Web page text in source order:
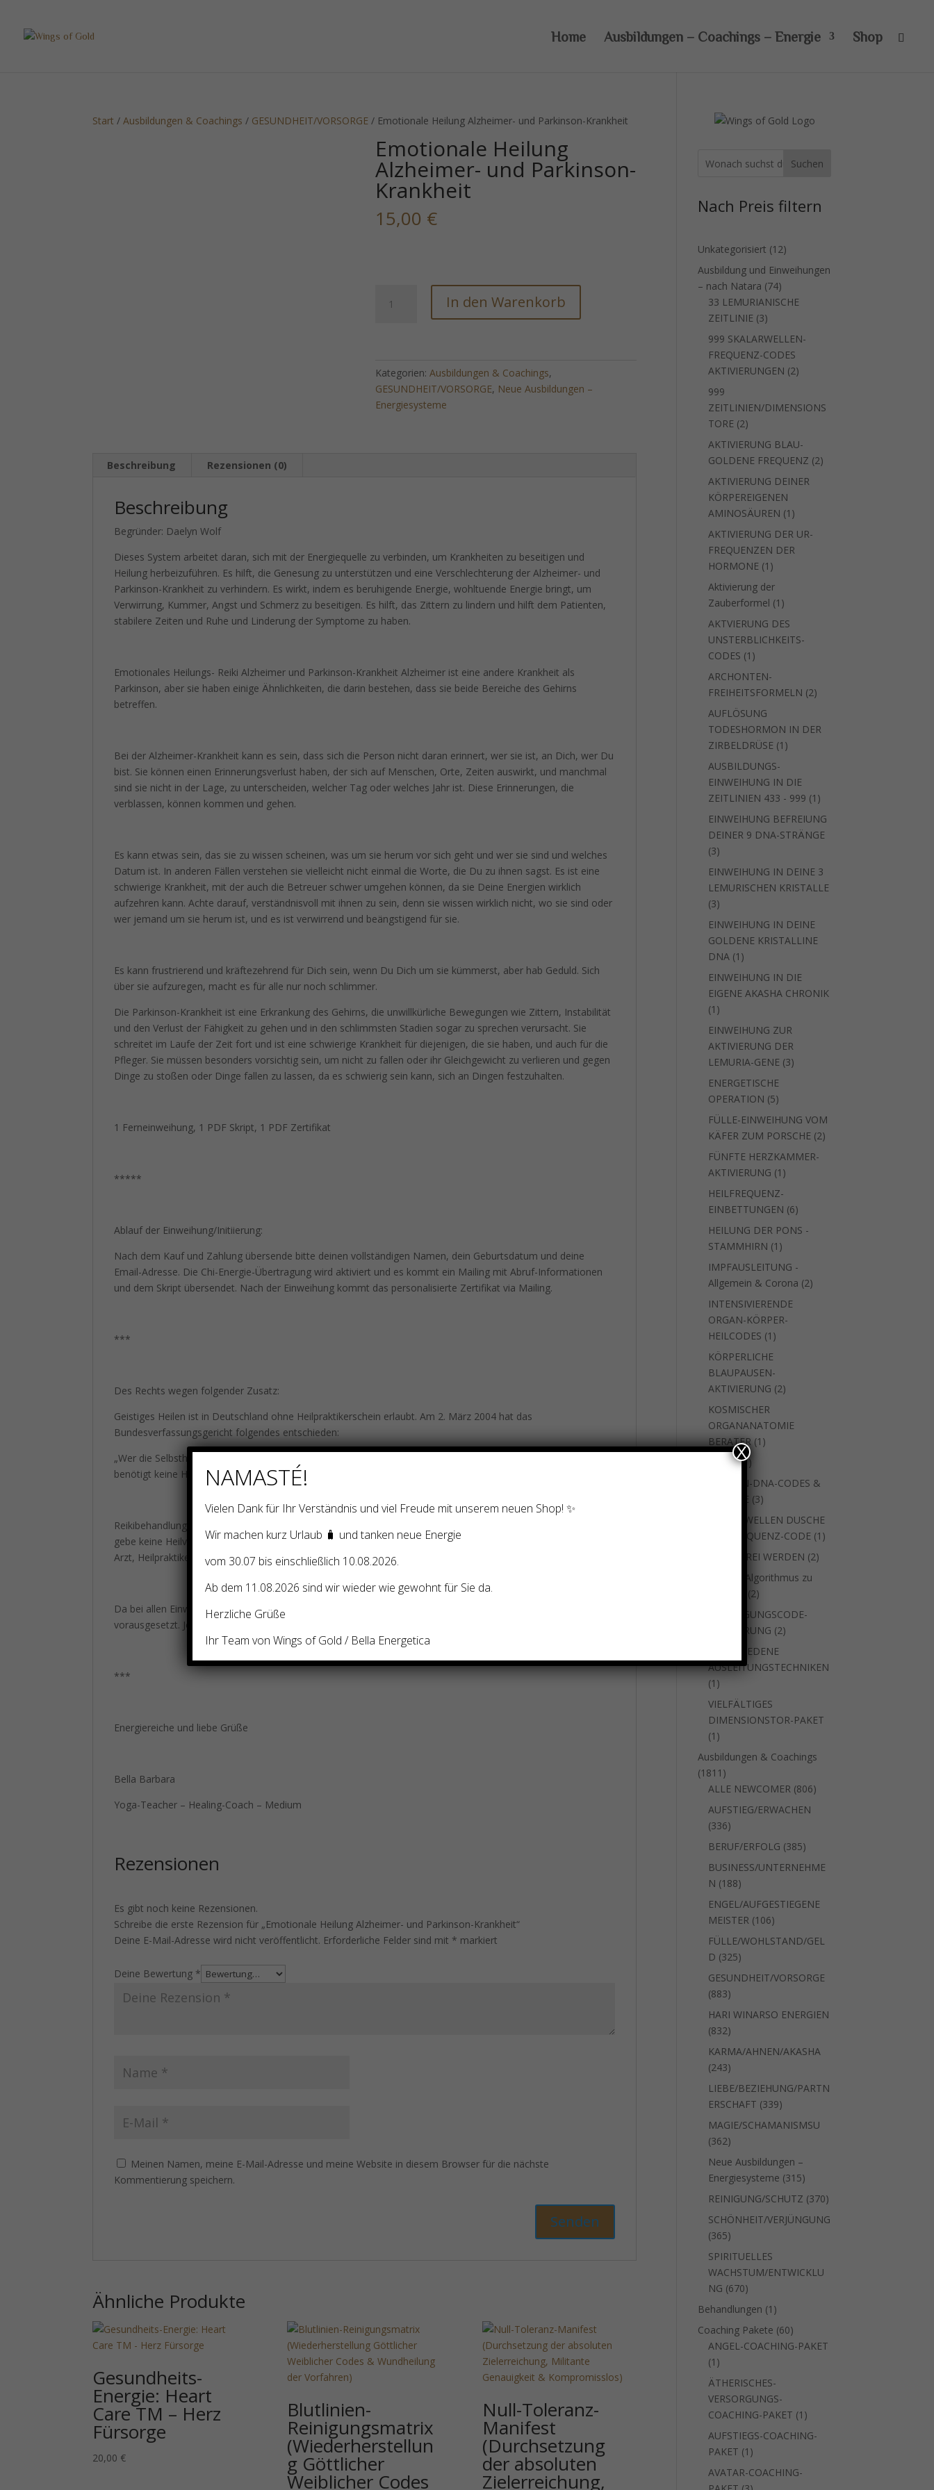
Home Ausbildungen – Coachings – Energie Shop
Start / Ausbildungen & Coachings / GESUNDHEIT/VORSORGE/ Emotionale Heilung Alzheimer- und Parkinson-Krankheit
Emotionale Heilung
Alzheimer- und Parkinson-
Krankheit
15,00 €
Heilung
Krankheit
Menge
In den Warenkorb
Kategorien: Ausbildungen & Coachings,
GESUNDHEIT/VORSORGE, Neue Ausbildungen –
Energiesysteme
Beschreibung Rezensionen (0)
Beschreibung
Begründer: Daelyn Wolf
Dieses System arbeitet daran, sich mit der Energiequelle zu verbinden, um Krankheiten zu beseitigen und
Heilung herbeizuführen. Es hilft, die Genesung zu unterstützen und eine Verschlechterung der Alzheimer- und
Parkinson-Krankheit zu verhindern. Es wirkt, indem es beruhigende Energie, wohltuende Energie bringt, um
Verwirrung, Kummer, Angst und Schmerz zu beseitigen. Es hilft, das Zittern zu lindern und hilft dem Patienten,
stabilere Zeiten und Ruhe und Linderung der Symptome zu haben.
Emotionales Heilungs- Reiki Alzheimer und Parkinson-Krankheit Alzheimer ist eine andere Krankheit als
Parkinson, aber sie haben einige Ähnlichkeiten, die darin bestehen, dass sie beide Bereiche des Gehirns
betreffen.
Bei der Alzheimer-Krankheit kann es sein, dass sich die Person nicht daran erinnert, wer sie ist, an Dich, wer Du
bist. Sie können einen Erinnerungsverlust haben, der sich auf Menschen, Orte, Zeiten auswirkt, und manchmal
sind sie nicht in der Lage, zu unterscheiden, welcher Tag oder welches Jahr ist. Diese Erinnerungen, die
verblassen, können kommen und gehen.
Es kann etwas sein, das sie zu wissen scheinen, was um sie herum vor sich geht und wer sie sind und welches
Datum ist. In anderen Fällen verstehen sie vielleicht nicht einmal die Worte, die Du zu ihnen sagst. Es ist eine
schwierige Krankheit, mit der auch die Betreuer schwer umgehen können, da sie Deine Energien wirklich
aufzehren kann. Achte darauf, verständnisvoll mit ihnen zu sein, denn sie wissen wirklich nicht, wo sie sind oder
wer jemand um sie herum ist, und es ist verwirrend und beängstigend für sie.
Es kann frustrierend und kräftezehrend für Dich sein, wenn Du Dich um sie kümmerst, aber hab Geduld. Sich
über sie aufzuregen, macht es für alle nur noch schlimmer.
Die Parkinson-Krankheit ist eine Erkrankung des Gehirns, die unwillkürliche Bewegungen wie Zittern, Instabilität
und den Verlust der Fähigkeit zu gehen und in den schlimmsten Stadien sogar zu sprechen verursacht. Sie
schreitet im Laufe der Zeit fort und ist eine schwierige Krankheit für diejenigen, die sie haben, und auch für die
Pfleger. Sie müssen besonders vorsichtig sein, um nicht zu fallen oder ihr Gleichgewicht zu verlieren und gegen
Dinge zu stoßen oder Dinge fallen zu lassen, da es schwierig sein kann, sich an Dingen festzuhalten.
1 Ferneinweihung, 1 PDF Skript, 1 PDF Zertifikat
*****
Ablauf der Einweihung/Initiierung:
Nach dem Kauf und Zahlung übersende bitte deinen vollständigen Namen, dein Geburtsdatum und deine
Email-Adresse. Die Chi-Energie-Übertragung wird aktiviert und es kommt ein Mailing mit Abruf-Informationen
und dem Skript übersendet. Nach der Einweihung kommt das personalisierte Zertifikat via Mailing.
***
Des Rechts wegen folgender Zusatz:
Geistiges Heilen ist in Deutschland ohne Heilpraktikerschein erlaubt. Am 2. März 2004 hat das
Bundesverfassungsgericht folgendes entschieden:
„Wer die Selbstheilungskräfte des Patienten durch Handauflegen aktiviert und dabei keine Diagnosen stellt,
benötigt keine Heilpraktikererlaubnis.“(AZ 1BVR 784/03)
Reikibehandlungen bzw.Einweihungen sind keine Therapie und werden außerhalb der Heilkunde angeboten. Ich
gebe keine Heilversprechen und stelle keine Diagnosen, deshalb kann eine Behandlung bzw. Einweihung keinen
Arzt, Heilpraktiker oder Medikamente ersetzen.
Da bei allen Einweihungen starke Energien fließen können, wird eine physische und psychische Belastbarkeit
vorausgesetzt. Jeder ist für die Energien die er bekommt, selbst verantwortlich.
***
Energiereiche und liebe Grüße
Bella Barbara
Yoga-Teacher – Healing-Coach – Medium
Rezensionen
Es gibt noch keine Rezensionen.
Schreibe die erste Rezension für „Emotionale Heilung Alzheimer- und Parkinson-Krankheit“
Deine E-Mail-Adresse wird nicht veröffentlicht. Erforderliche Felder sind mit * markiert
Deine Bewertung *
Meinen Namen, meine E-Mail-Adresse und meine Website in diesem Browser für die nächste
Kommentierung speichern.
Ähnliche Produkte
Gesundheits-
Energie: Heart
Care TM – Herz
Fürsorge
20,00 €
Blutlinien-
Reinigungsmatrix
(Wiederherstellun
g Göttlicher
Weiblicher Codes
Null-Toleranz-
Manifest
(Durchsetzung
der absoluten
Zielerreichung,
Suchen
Nach Preis filtern
Unkategorisiert 1212
Produkte
Ausbildung und Einweihungen
– nach Natara 7474
Produkte
33 LEMURIANISCHE
ZEITLINIE 33
Produkte
999 SKALARWELLEN-
FREQUENZ-CODES
AKTIVIERUNGEN 22
999
ZEITLINIEN/DIMENSIONS
TORE 22
Produkte
AKTIVIERUNG BLAU-
GOLDENE FREQUENZ 22
AKTIVIERUNG DEINER
KÖRPEREIGENEN
AMINOSÄUREN 1 1
Produkt
AKTIVIERUNG DER UR-
FREQUENZEN DER
HORMONE 1 1
Aktivierung der
Zauberformel 1 1
Produkt
AKTVIERUNG DES
UNSTERBLICHKEITS-
CODES 1 1
Produkt
ARCHONTEN-
FREIHEITSFORMELN 22
AUFLÖSUNG
TODESHORMON IN DER
ZIRBELDRÜSE 1 1
AUSBILDUNGS-
EINWEIHUNG IN DIE
ZEITLINIEN 433 - 999 1 1
Produkt
EINWEIHUNG BEFREIUNG
DEINER 9 DNA-STRÄNGE
33
Produkte
EINWEIHUNG IN DEINE 3
LEMURISCHEN KRISTALLE
33
Produkte
EINWEIHUNG IN DEINE
GOLDENE KRISTALLINE
DNA 1 1
Produkt
EINWEIHUNG IN DIE
EIGENE AKASHA CHRONIK
1 1
Produkt
EINWEIHUNG ZUR
AKTIVIERUNG DER
LEMURIA-GENE 33
ENERGETISCHE
OPERATION 55
Produkte
FÜLLE-EINWEIHUNG VOM
KÄFER ZUM PORSCHE 22
FÜNFTE HERZKAMMER-
AKTIVIERUNG 1 1
HEILFREQUENZ-
EINBETTUNGEN 66
Produkte
HEILUNG DER PONS -
STAMMHIRN 1 1
Produkt
IMPFAUSLEITUNG -
Allgemein & Corona 22
INTENSIVIERENDE
ORGAN-KÖRPER-
HEILCODES 1 1
Produkt
KÖRPERLICHE
BLAUPAUSEN-
AKTIVIERUNG 22
KOSMISCHER
ORGANANATOMIE
BERATER 1 1
natara 11
Produkt
SEEELEN-DNA-CODES &
WEITERE 33
Produkte
SKALARWELLEN DUSCHE
MIT FREQUENZ-CODE 1 1
SUCHTFREI WERDEN 22
um den Algorithmus zu
22
Produkte
VERJÜNGUNGSCODE-
AKTIVIERUNG 22
VERSCHIEDENE
AUSLEITUNGSTECHNIKEN
1 1
Produkt
VIELFÄLTIGES
DIMENSIONSTOR-PAKET
1 1
Produkt
Ausbildungen & Coachings
1811 1811
Produkte
ALLE NEWCOMER 806806
AUFSTIEG/ERWACHEN
336336
Produkte
BERUF/ERFOLG 385385
Produkte
BUSINESS/UNTERNEHME
N 188188
Produkte
ENGEL/AUFGESTIEGENE
MEISTER 106106
Produkte
FÜLLE/WOHLSTAND/GEL
D 325325
Produkte
GESUNDHEIT/VORSORGE
883883
Produkte
HARI WINARSO ENERGIEN
832832
Produkte
KARMA/AHNEN/AKASHA
243243
Produkte
LIEBE/BEZIEHUNG/PARTN
ERSCHAFT 339339
Produkte
MAGIE/SCHAMANISMSU
362362
Produkte
Neue Ausbildungen –
Energiesysteme 315315
Produkte
REINIGUNG/SCHUTZ 370370
Produkte
SCHÖNHEIT/VERJÜNGUNG
365365
Produkte
SPIRITUELLES
WACHSTUM/ENTWICKLU
NG 670670
Produkte
Behandlungen 1 1
Produkt
Coaching Pakete 6060
Produkte
ANGEL-COACHING-PAKET
1 1
Produkt
ÄTHERISCHES-
VERSORGUNGS-
COACHING-PAKET 1 1
Produkt
AUFSTIEGS-COACHING-
PAKET 1 1
Produkt
AVATAR-COACHING-
NAMASTÉ!
Vielen Dank für Ihr Verständnis und viel Freude mit unserem neuen Shop! ✨
Wir machen kurz Urlaub 🧳 und tanken neue Energie
vom 30.07 bis einschließlich 10.08.2026.
Ab dem 11.08.2026 sind wir wieder wie gewohnt für Sie da.
Herzliche Grüße
Ihr Team von Wings of Gold / Bella Energetica
X